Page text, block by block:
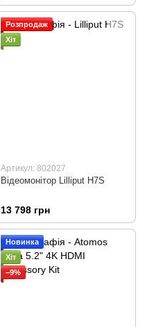
Розпродаж
Хіт
Артикул: 802027
Відеомонітор Lilliput H7S
13 798 грн
Новинка
Хіт
−9%